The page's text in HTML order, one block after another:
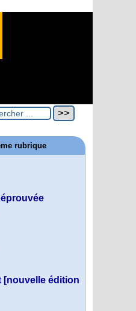
rubrique
[nouvelle édition